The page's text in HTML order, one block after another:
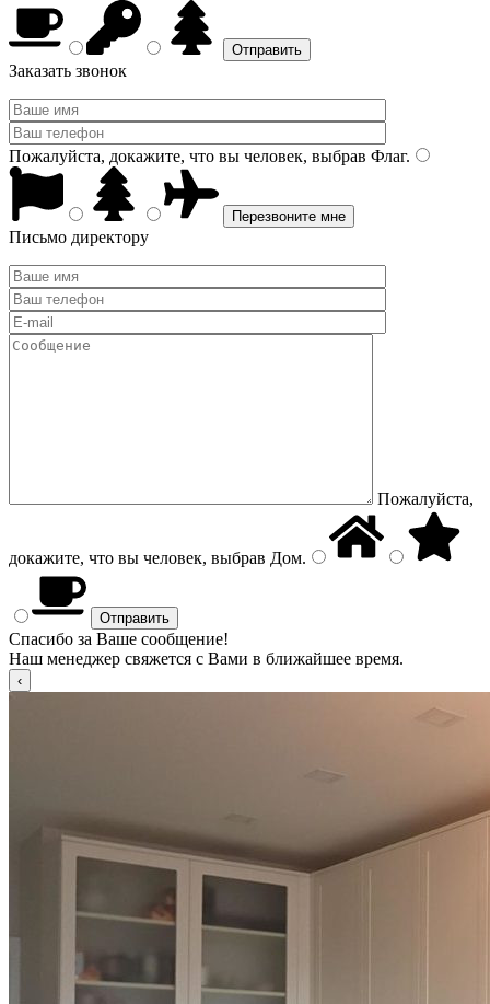
Заказать звонок
Пожалуйста, докажите, что вы человек, выбрав Флаг.
Письмо директору
Пожалуйста,
докажите, что вы человек, выбрав Дом.
Спасибо за Ваше сообщение!
Наш менеджер свяжется с Вами в ближайшее время.